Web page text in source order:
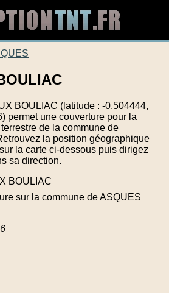
BOULIAC (latitude : -0.504444,
permet une couverture pour la
de la commune de
la position géographique
la carte ci-dessous puis dirigez
sa direction.
BOULIAC
sur la commune de ASQUES